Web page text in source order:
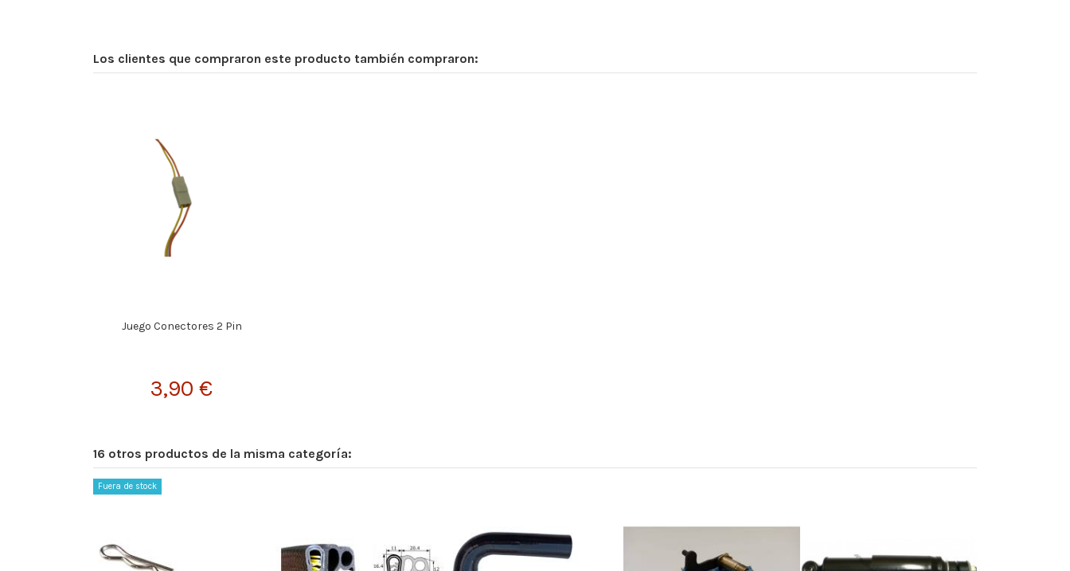
Los clientes que compraron este producto también compraron:
Juego Conectores 2 Pin
3,90 €
16 otros productos de la misma categoría:
Fuera de stock